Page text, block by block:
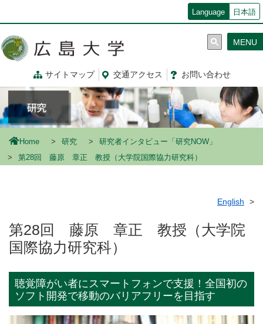
コ
ン
に
移
動
Language 日本語
サイトマップ 交通アクセス お問い合わせ
MENU
Home 研究
研究者インタビュー「研究NOW」
第28回 藤原 章正 教授（大学院国際協力研究科）
English
第28回 藤原 章正 教授（大学院
国際協力研究科）
聴覚障がい者にスマートフォンで支援！全国初の
ソフト開発で移動のバリアフリーを目指す